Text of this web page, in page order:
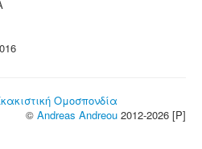
Ομοσπονδία
© Andreas Andreou 2012-2026 [P]